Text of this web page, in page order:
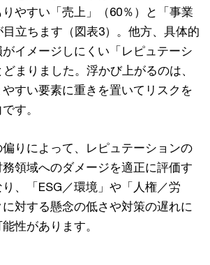
やすい「売上」（60％）と「事業
立ちます（図表3）。他方、具体的
イメージしにくい「レピュテーシ
まりました。浮かび上がるのは、
すい要素に重きを置いてリスクを
す。
りによって、レピュテーションの
領域へのダメージを適正に評価す
、「ESG／環境」や「人権／労
対する懸念の低さや対策の遅れに
性があります。